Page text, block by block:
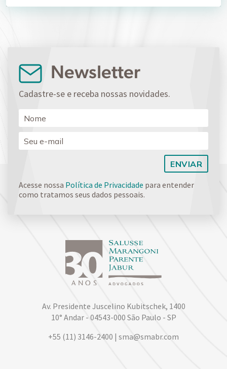
Newsletter
Cadastre-se e receba nossas novidades.
Acesse nossa Política de Privacidade para entender
como tratamos seus dados pessoais.
Av. Presidente Juscelino Kubitschek, 1400
10° Andar - 04543-000 São Paulo - SP
+55 (11) 3146-2400 | sma@smabr.com